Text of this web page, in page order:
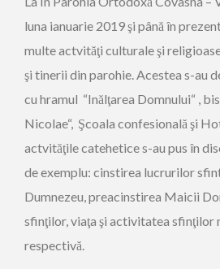
luna ianuarie 2019 şi până în
multe actvităţi culturale şi
şi tinerii din parohie. Acestea s-au
cu hramul “Inălţarea Domnului“ ,
Nicolae“, Şcoala confesională şi
actvităţile catehetice s-au pus în
de exemplu: cinstirea lucrurilor
Dumnezeu, preacinstirea Maicii
sfinţilor, viaţa şi activitatea sfinţilor
respectivă.